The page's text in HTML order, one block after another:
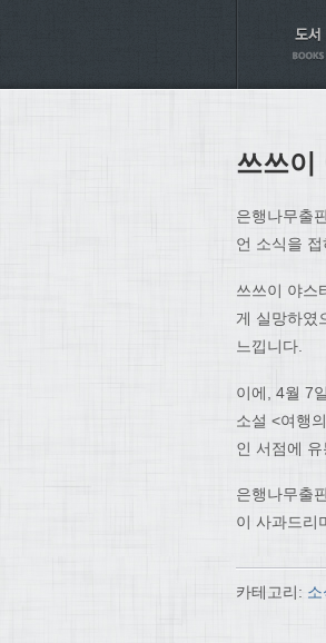
쓰쓰이
은행나무출
언 소식을
쓰쓰이 야스
게 실망하였
느낍니다.
이에, 4월 7
소설 <여행
인 서점에
은행나무출
이 사과드리
카테고리: 소